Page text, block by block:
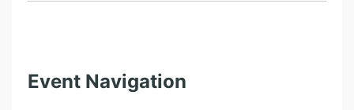
Event Navigation